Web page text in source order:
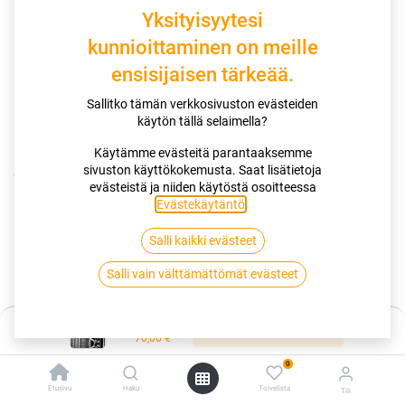
70,00€
Etusivu Haku
0
Toivelista Tili
Kauppa
155/80R13 79T KUMHO ECOWING ES31 4PR GM SPARK
155/80R13 79T KUMHO ECOWING
ES31 4PR GM SPARK
70,00€/ kpl
Saatavilla
Yksityisyytesi
kunnioittaminen on meille
ensisijaisen tärkeää.
Sallitko tämän verkkosivuston evästeiden
käytön tällä selaimella?
Käytämme evästeitä parantaaksemme
sivuston käyttökokemusta. Saat lisätietoja
evästeistä ja niiden käytöstä osoitteessa
Evästekäytäntö
Salli kaikki evästeet
Salli vain välttämättömät evästeet